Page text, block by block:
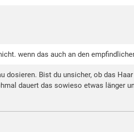
wenn das auch an den
dosieren. Bist du unsicher, ob das
dauert das sowieso etwas länger